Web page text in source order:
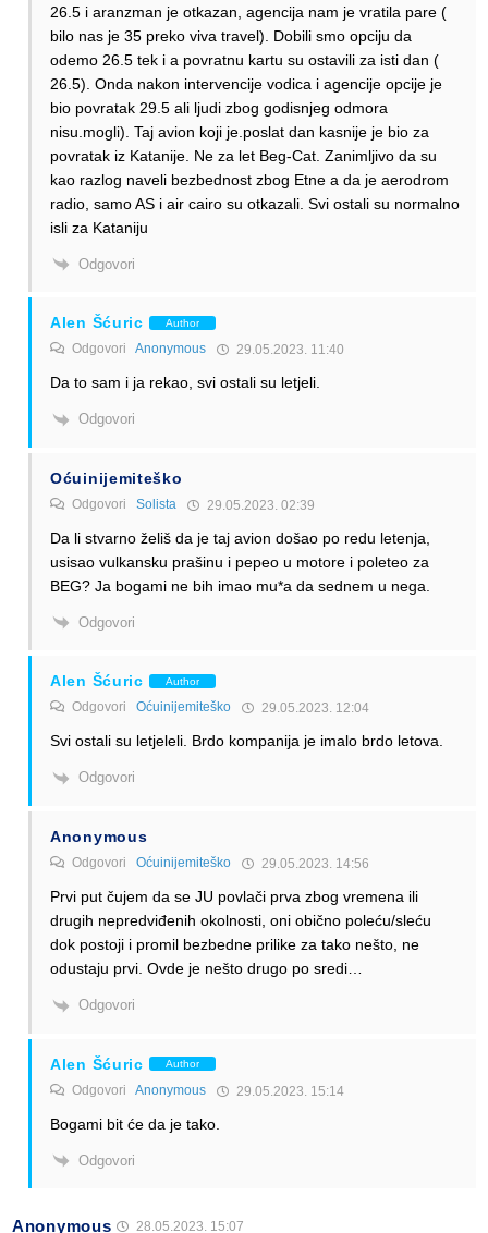
26.5 i aranzman je otkazan, agencija nam je vratila pare (
bilo nas je 35 preko viva travel). Dobili smo opciju da
odemo 26.5 tek i a povratnu kartu su ostavili za isti dan (
26.5). Onda nakon intervencije vodica i agencije opcije je
bio povratak 29.5 ali ljudi zbog godisnjeg odmora
nisu.mogli). Taj avion koji je.poslat dan kasnije je bio za
povratak iz Katanije. Ne za let Beg-Cat. Zanimljivo da su
kao razlog naveli bezbednost zbog Etne a da je aerodrom
radio, samo AS i air cairo su otkazali. Svi ostali su normalno
isli za Kataniju
Odgovori
Alen Šćuric Author
Odgovori Anonymous 29.05.2023. 11:40
Da to sam i ja rekao, svi ostali su letjeli.
Odgovori
Oćuinijemiteško
Odgovori Solista 29.05.2023. 02:39
Da li stvarno želiš da je taj avion došao po redu letenja,
usisao vulkansku prašinu i pepeo u motore i poleteo za
BEG? Ja bogami ne bih imao mu*a da sednem u nega.
Odgovori
Alen Šćuric Author
Odgovori Oćuinijemiteško 29.05.2023. 12:04
Svi ostali su letjeleli. Brdo kompanija je imalo brdo letova.
Odgovori
Anonymous
Odgovori Oćuinijemiteško 29.05.2023. 14:56
Prvi put čujem da se JU povlači prva zbog vremena ili
drugih nepredviđenih okolnosti, oni obično poleću/sleću
dok postoji i promil bezbedne prilike za tako nešto, ne
odustaju prvi. Ovde je nešto drugo po sredi…
Odgovori
Alen Šćuric Author
Odgovori Anonymous 29.05.2023. 15:14
Bogami bit će da je tako.
Odgovori
Anonymous 28.05.2023. 15:07